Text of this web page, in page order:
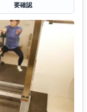
要確認